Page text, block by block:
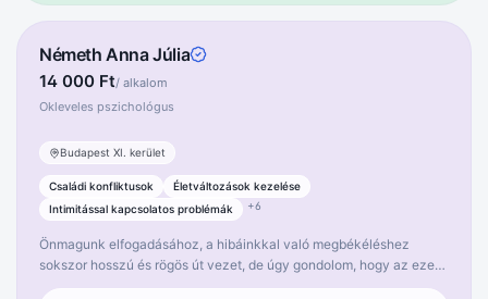
változtatni. 🌿 Sématerápiás konzultációk segítségével közösen
amelyek nem szolgálják a boldogságodat.
Németh Anna Júlia
14 000 Ft/ alkalom
Okleveles pszichológus
Budapest XI. kerület
Családi konfliktusok
Életváltozások kezelése
Intimitással kapcsolatos problémák
+6
Önmagunk elfogadásához, a hibáinkkal való megbékéléshez
sokszor hosszú és rögös út vezet, de úgy gondolom, hogy az ezen
az úton való elindulás a kulcsa a problémáink és nehézségeink